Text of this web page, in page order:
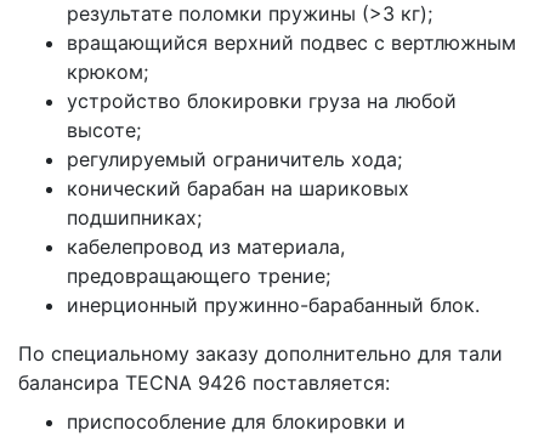
результате поломки пружины (>3 кг);
вращающийся верхний подвес с вертлюжным
крюком;
устройство блокировки груза на любой
высоте;
регулируемый ограничитель хода;
конический барабан на шариковых
подшипниках;
кабелепровод из материала,
предовращающего трение;
инерционный пружинно-барабанный блок.
По специальному заказу дополнительно для тали
балансира TECNA 9426 поставляется:
приспособление для блокировки и